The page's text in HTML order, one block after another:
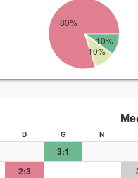
10%
10%
80%
D G N
3:1
2:3